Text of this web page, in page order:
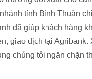
tỉnh Bình Thuận
đã giúp khách hàng
giao dịch tại
chúng tôi ngăn chặn